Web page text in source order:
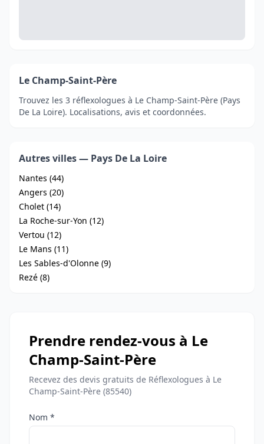
Le Champ-Saint-Père
Trouvez les 3 réflexologues à Le Champ-Saint-Père (Pays
De La Loire). Localisations, avis et coordonnées.
Autres villes — Pays De La Loire
Nantes (44)
Angers (20)
Cholet (14)
La Roche-sur-Yon (12)
Vertou (12)
Le Mans (11)
Les Sables-d'Olonne (9)
Rezé (8)
Prendre rendez-vous à Le
Champ-Saint-Père
Recevez des devis gratuits de Réflexologues à Le
Champ-Saint-Père (85540)
Nom *